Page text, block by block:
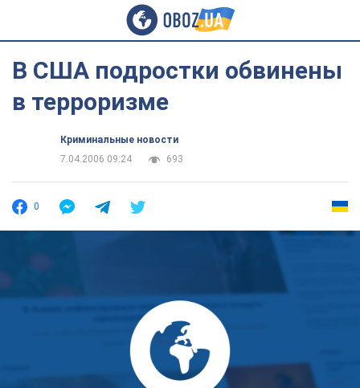
В США подростки обвинены
в терроризме
Криминальные новости
7.04.2006 09:24
693
0